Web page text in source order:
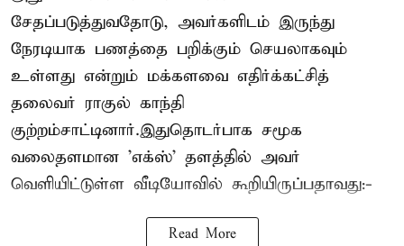
சேதப்படுத்துவதோடு, அவர்களிடம் இருந்து
நேரடியாக பணத்தை பறிக்கும் செயலாகவும்
உள்ளது என்றும் மக்களவை எதிர்க்கட்சித்
தலைவர் ராகுல் காந்தி
குற்றம்சாட்டினார்.இதுதொடர்பாக சமூக
வலைதளமான 'எக்ஸ்' தளத்தில் அவர்
வெளியிட்டுள்ள வீடியோவில் கூறியிருப்பதாவது:-
Read More